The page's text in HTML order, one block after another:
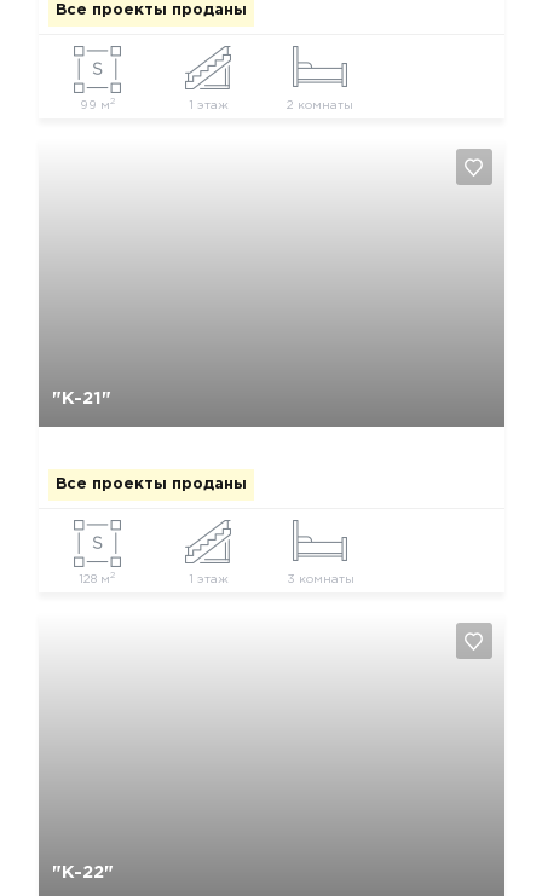
Все проекты проданы
99 м2 1 этаж 2 комнаты
"К-21"
Все проекты проданы
128 м2 1 этаж 3 комнаты
"К-22"